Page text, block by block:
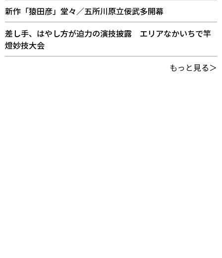
新作「猿田彦」堂々／五所川原立佞武多開幕
差し手、はやし方が迫力の演技披露 エリアなかいちで竿
燈妙技大会
もっと見る＞